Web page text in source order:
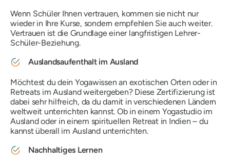
Wenn Schüler Ihnen vertrauen, kommen sie nicht nur
wieder in Ihre Kurse, sondern empfehlen Sie auch weiter.
Vertrauen ist die Grundlage einer langfristigen Lehrer-
Schüler-Beziehung.
Auslandsaufenthalt im Ausland
Möchtest du dein Yogawissen an exotischen Orten oder in
Retreats im Ausland weitergeben? Diese Zertifizierung ist
dabei sehr hilfreich, da du damit in verschiedenen Ländern
weltweit unterrichten kannst. Ob in einem Yogastudio im
Ausland oder in einem spirituellen Retreat in Indien – du
kannst überall im Ausland unterrichten.
Nachhaltiges Lernen